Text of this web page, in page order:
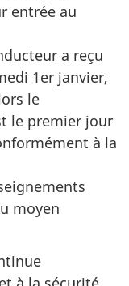
entrée au
a reçu
1er janvier,
le
le premier jour
à la
moyen